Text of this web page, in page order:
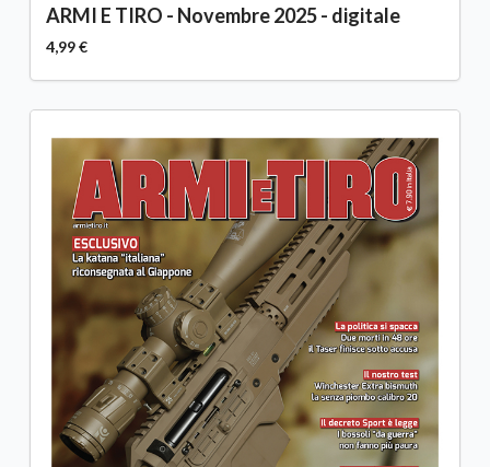
ARMI E TIRO - Novembre 2025 - digitale
4,99 €